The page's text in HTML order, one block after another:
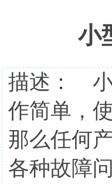
小
描述： 小
作简单，
那么任何
各种故障